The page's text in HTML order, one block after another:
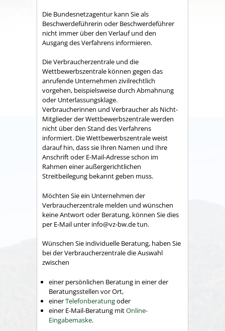
Die Bundesnetzagentur kann Sie als
Beschwerdeführerin oder Beschwerdeführer
nicht immer über den Verlauf und den
Ausgang des Verfahrens informieren.
Die Verbraucherzentrale und die
Wettbewerbszentrale können gegen das
anrufende Unternehmen zivilrechtlich
vorgehen, beispielsweise durch Abmahnung
oder Unterlassungsklage.
Verbraucherinnen und Verbraucher als Nicht-
Mitglieder der Wettbewerbszentrale werden
nicht über den Stand des Verfahrens
informiert. Die Wettbewerbszentrale weist
darauf hin, dass sie Ihren Namen und Ihre
Anschrift oder E-Mail-Adresse schon im
Rahmen einer außergerichtlichen
Streitbeilegung bekannt geben muss.
Möchten Sie ein Unternehmen der
Verbraucherzentrale melden und wünschen
keine Antwort oder Beratung, können Sie dies
per E-Mail unter info@vz-bw.de tun.
Wünschen Sie individuelle Beratung, haben Sie
bei der Verbraucherzentrale die Auswahl
zwischen
einer persönlichen Beratung in einer der
Beratungsstellen vor Ort,
einerTelefonberatungoder
einer E-Mail-Beratung mitOnline-
Eingabemaske.